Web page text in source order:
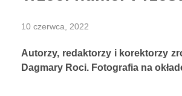
10 czerwca, 2022
Autorzy, redaktorzy i korektorzy
Dagmary Roci. Fotografia na